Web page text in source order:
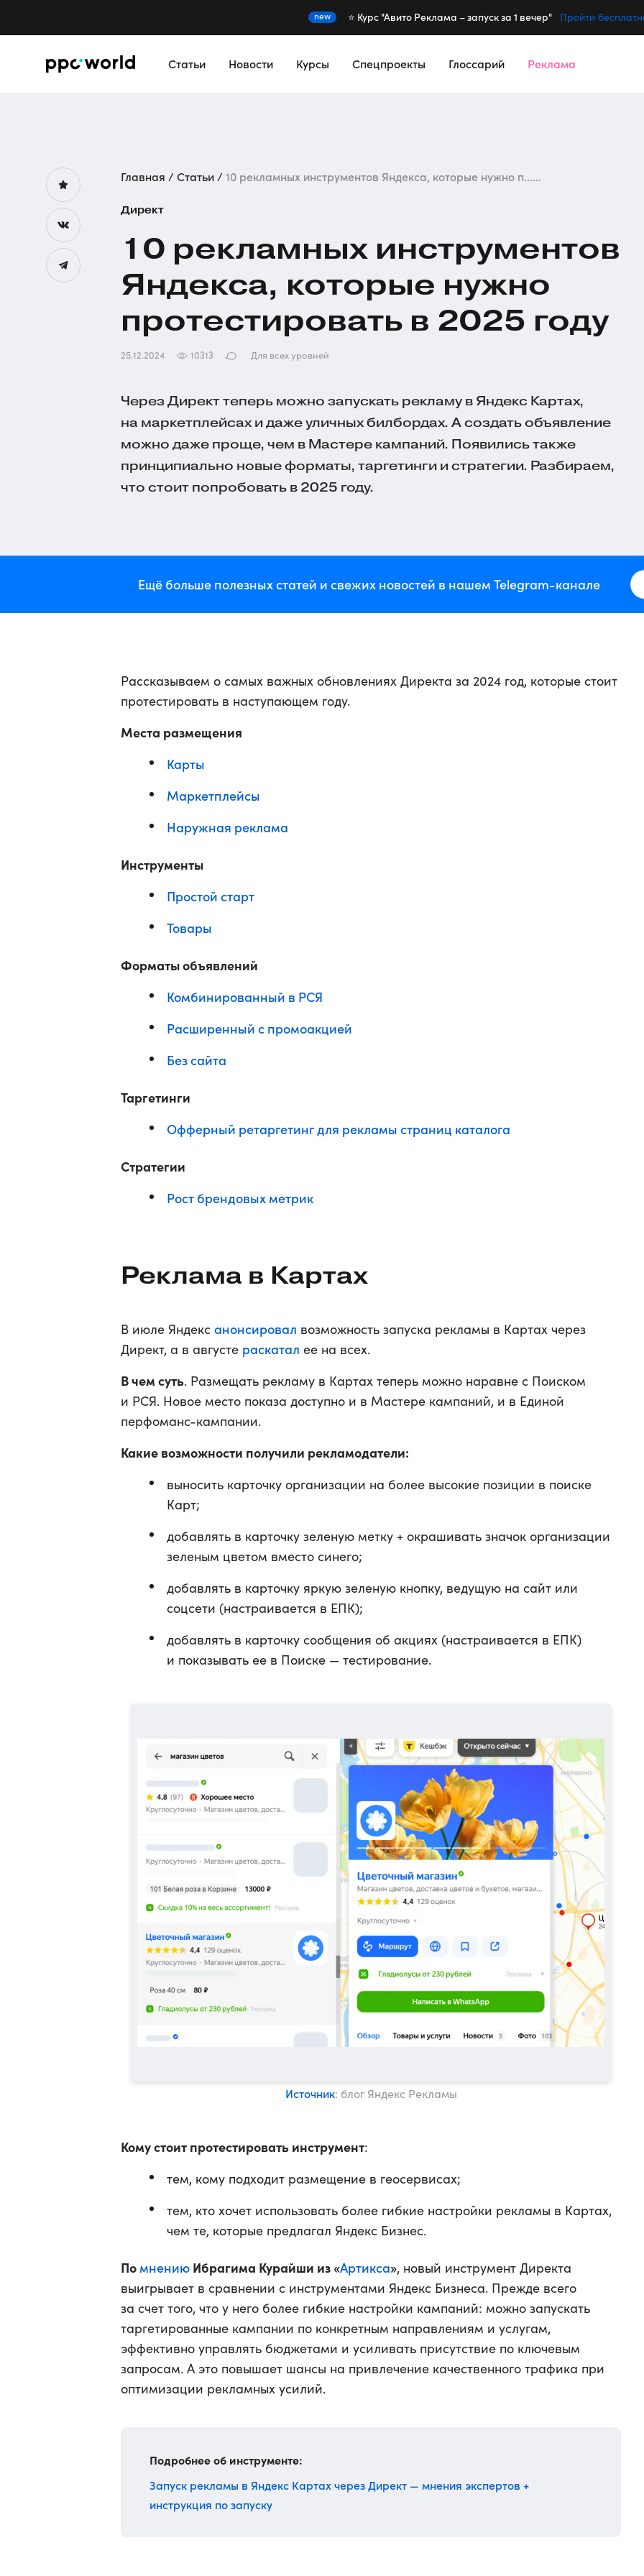
new ⭐️ Курс "Авито Реклама – запуск за 1 вечер" Пройти
Статьи Новости Курсы Спецпроекты Глоссарий Реклама
Главная Статьи 10 рекламных инструментов Яндекса, которые нужно п......
Директ
10 рекламных инструментов
Яндекса, которые нужно
протестировать в 2025 году
25.12.2024 10313 Для всех уровней
Через Директ теперь можно запускать рекламу в Яндекс Картах,
на маркетплейсах и даже уличных билбордах. А создать объявление
можно даже проще, чем в Мастере кампаний. Появились также
принципиально новые форматы, таргетинги и стратегии. Разбираем,
что стоит попробовать в 2025 году.
Ещё больше полезных статей и свежих новостей в нашем Telegram-канале
Рассказываем о самых важных обновлениях Директа за 2024 год, которые стоит
протестировать в наступающем году.
Места размещения
Карты
Маркетплейсы
Наружная реклама
Инструменты
Простой старт
Товары
Форматы объявлений
Комбинированный в РСЯ
Расширенный с промоакцией
Без сайта
Таргетинги
Офферный ретаргетинг для рекламы страниц каталога
Стратегии
Рост брендовых метрик
Реклама в Картах
В июле Яндекс анонсировал возможность запуска рекламы в Картах через
Директ, а в августе раскатал ее на всех.
В чем суть. Размещать рекламу в Картах теперь можно наравне с Поиском
и РСЯ. Новое место показа доступно и в Мастере кампаний, и в Единой
перфоманс-кампании.
Какие возможности получили рекламодатели:
выносить карточку организации на более высокие позиции в поиске
Карт;
добавлять в карточку зеленую метку + окрашивать значок организации
зеленым цветом вместо синего;
добавлять в карточку яркую зеленую кнопку, ведущую на сайт или
соцсети (настраивается в ЕПК);
добавлять в карточку сообщения об акциях (настраивается в ЕПК)
и показывать ее в Поиске — тестирование.
Источник: блог Яндекс Рекламы
Кому стоит протестировать инструмент:
тем, кому подходит размещение в геосервисах;
тем, кто хочет использовать более гибкие настройки рекламы в Картах,
чем те, которые предлагал Яндекс Бизнес.
Помнению Ибрагима Курайши из «Артикса», новый инструмент Директа
выигрывает в сравнении с инструментами Яндекс Бизнеса. Прежде всего
за счет того, что у него более гибкие настройки кампаний: можно запускать
таргетированные кампании по конкретным направлениям и услугам,
эффективно управлять бюджетами и усиливать присутствие по ключевым
запросам. А это повышает шансы на привлечение качественного трафика при
оптимизации рекламных усилий.
Подробнее об инструменте:
Запуск рекламы в Яндекс Картах через Директ — мнения экспертов +
инструкция по запуску